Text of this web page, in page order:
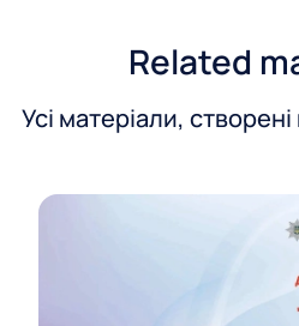
Related
Усі матеріали, створені